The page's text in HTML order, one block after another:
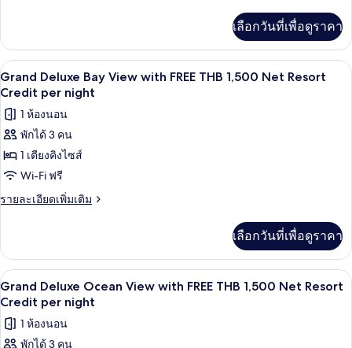
FREE
THB
1,500
Net
Resort
Credit
per
night
เกี่ยว
กับ
Supreme
Deluxe
View
with
THB
1,500
Resort
เลือกวันที่เพื่อดูราคา
เปิด
ภาพถ่าย
ทั้งหมด
ของ
Grand
Deluxe
Bay
FREE
THB
1,500
Net
Resort
Credit
5
Grand Deluxe Bay View with FREE THB 1,500 Net Resort
Credit per night
1 ห้องนอน
พักได้ 3 คน
1 เตียงคิงไซส์
Wi-Fi ฟรี
รายละเอียดเพิ่มเติม
ราย
เกี่ยว
กับ
Grand
Deluxe
View
with
เลือกวันที่เพื่อดูราคา
เปิด
ภาพถ่าย
ทั้งหมด
5
Grand Deluxe Ocean View with FREE THB 1,500 Net Resort
Credit per night
1 ห้องนอน
พักได้ 3 คน